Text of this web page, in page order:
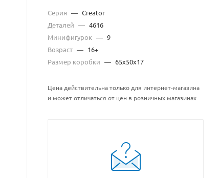
Серия — Creator
Деталей — 4616
Минифигурок — 9
Возраст — 16+
Размер коробки — 65x50x17
Цена действительна только для интернет-магазина
и может отличаться от цен в розничных магазинах